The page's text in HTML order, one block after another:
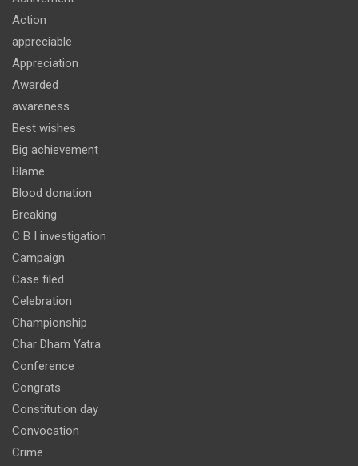
Action
appreciable
Appreciation
Awarded
awareness
Best wishes
Big achievement
Blame
Blood donation
Breaking
C B I investigation
Campaign
Case filed
Celebration
Championship
Char Dham Yatra
Conference
Congrats
Constitution day
Convocation
Crime